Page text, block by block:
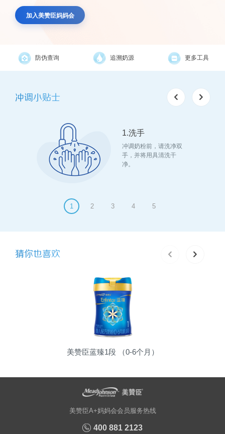
加入美赞臣妈妈会
防伪查询 追溯奶源 更多工具
冲调小贴士
1.洗手
冲调奶粉前，请洗净双
手，并将用具清洗干
净。
1 2 3 4 5
猜你也喜欢
美赞臣蓝臻1段 （0-6个月）
美赞臣A+妈妈会会员服务热线
400 881 2123